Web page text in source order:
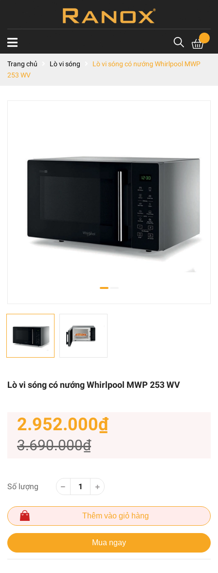
Trang chủ Lò vi sóng
Lò vi sóng có nướng Whirlpool MWP
253 WV
Lò vi sóng có nướng Whirlpool MWP 253 WV
2.952.000₫
3.690.000₫
Số lượng
Thêm vào giỏ hàng
Mua ngay